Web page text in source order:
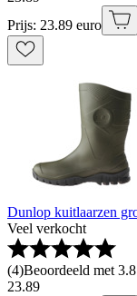
Prijs: 23.89 euro
Dunlop kuitlaarzen
Veel verkocht
(4)Beoordeeld met
23.89